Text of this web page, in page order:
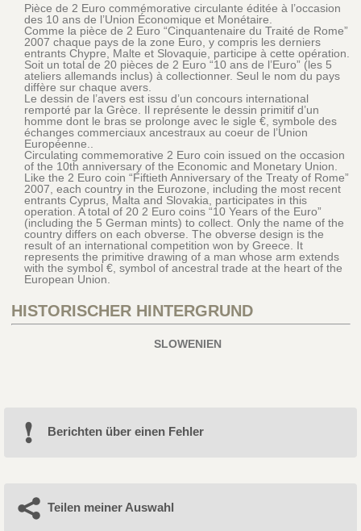
Pièce de 2 Euro commémorative circulante éditée à l’occasion
des 10 ans de l’Union Économique et Monétaire.
Comme la pièce de 2 Euro “Cinquantenaire du Traité de Rome”
2007 chaque pays de la zone Euro, y compris les derniers
entrants Chypre, Malte et Slovaquie, participe à cette opération.
Soit un total de 20 pièces de 2 Euro “10 ans de l’Euro” (les 5
ateliers allemands inclus) à collectionner. Seul le nom du pays
diffère sur chaque avers.
Le dessin de l’avers est issu d’un concours international
remporté par la Grèce. Il représente le dessin primitif d’un
homme dont le bras se prolonge avec le sigle €, symbole des
échanges commerciaux ancestraux au coeur de l’Union
Européenne..
Circulating commemorative 2 Euro coin issued on the occasion
of the 10th anniversary of the Economic and Monetary Union.
Like the 2 Euro coin “Fiftieth Anniversary of the Treaty of Rome”
2007, each country in the Eurozone, including the most recent
entrants Cyprus, Malta and Slovakia, participates in this
operation. A total of 20 2 Euro coins “10 Years of the Euro”
(including the 5 German mints) to collect. Only the name of the
country differs on each obverse. The obverse design is the
result of an international competition won by Greece. It
represents the primitive drawing of a man whose arm extends
with the symbol €, symbol of ancestral trade at the heart of the
European Union.
HISTORISCHER HINTERGRUND
SLOWENIEN
Berichten über einen Fehler
Teilen meiner Auswahl